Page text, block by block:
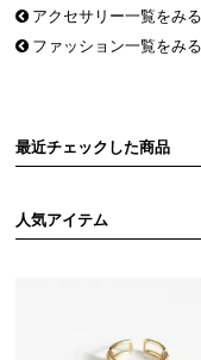
アクセサリー一覧をみる
ファッション一覧をみる
最近チェックした商品
人気アイテム